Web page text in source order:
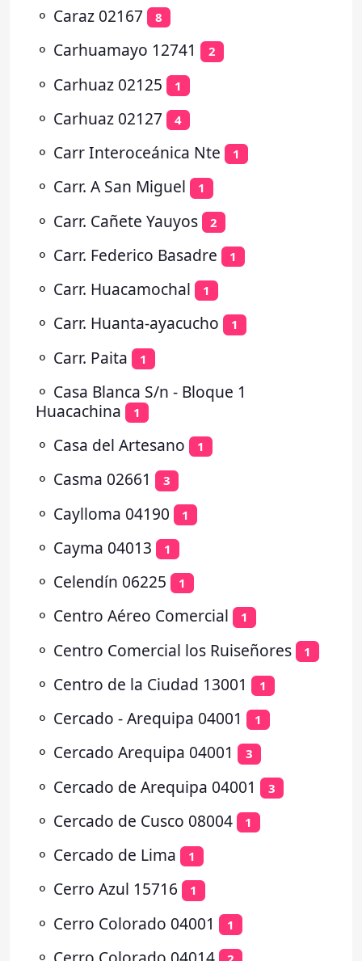
⚬ Caraz 02167 8
⚬ Carhuamayo 12741 2
⚬ Carhuaz 02125 1
⚬ Carhuaz 02127 4
⚬ Carr Interoceánica Nte 1
⚬ Carr. A San Miguel 1
⚬ Carr. Cañete Yauyos 2
⚬ Carr. Federico Basadre 1
⚬ Carr. Huacamochal 1
⚬ Carr. Huanta-ayacucho 1
⚬ Carr. Paita 1
⚬ Casa Blanca S/n - Bloque 1
Huacachina
1
⚬ Casa del Artesano 1
⚬ Casma 02661 3
⚬ Caylloma 04190 1
⚬ Cayma 04013 1
⚬ Celendín 06225 1
⚬ Centro Aéreo Comercial 1
⚬ Centro Comercial los Ruiseñores 1
⚬ Centro de la Ciudad 13001 1
⚬ Cercado - Arequipa 04001 1
⚬ Cercado Arequipa 04001 3
⚬ Cercado de Arequipa 04001 3
⚬ Cercado de Cusco 08004 1
⚬ Cercado de Lima 1
⚬ Cerro Azul 15716 1
⚬ Cerro Colorado 04001 1